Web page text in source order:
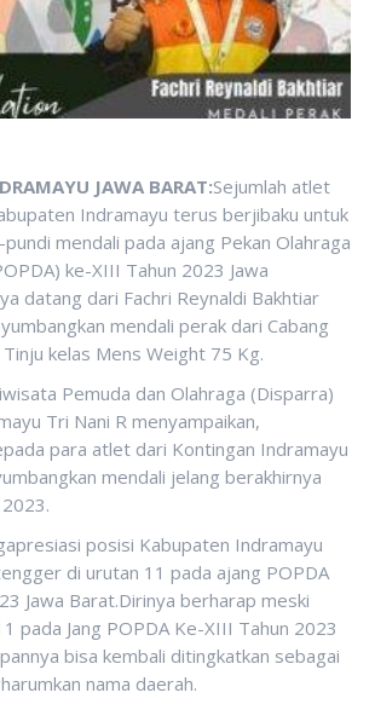
JAWA BARAT:Sejumlah atlet
Indramayu terus berjibaku untuk
mendali pada ajang Pekan Olahraga
ke-XIII Tahun 2023 Jawa
datang dari Fachri Reynaldi Bakhtiar
mendali perak dari Cabang
kelas Mens Weight 75 Kg.
Pemuda dan Olahraga (Disparra)
Tri Nani R menyampaikan,
para atlet dari Kontingan Indramayu
mendali jelang berakhirnya
posisi Kabupaten Indramayu
di urutan 11 pada ajang POPDA
Jawa Barat.Dirinya berharap meski
pada Jang POPDA Ke-XIII Tahun 2023
bisa kembali ditingkatkan sebagai
nama daerah.